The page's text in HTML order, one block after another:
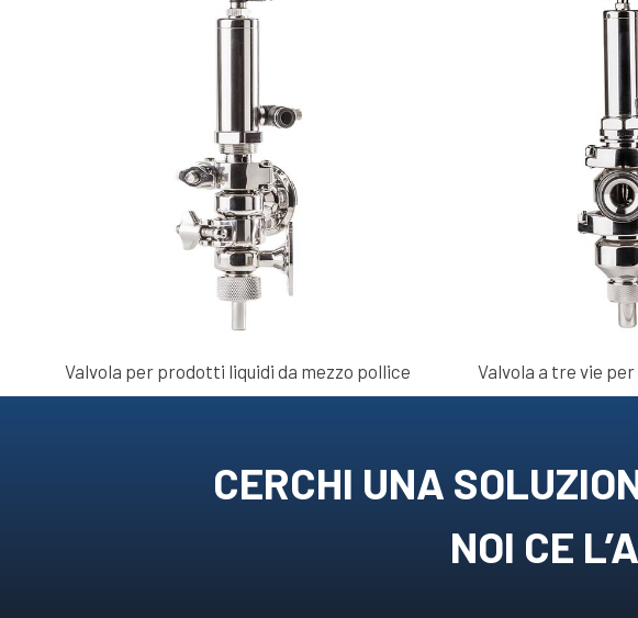
Valvola per prodotti liquidi da mezzo pollice Valvola a tre vie
CERCHI UNA
NOI CE